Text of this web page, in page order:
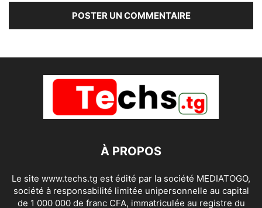
À PROPOS
Le site www.techs.tg est édité par la société MEDIATOGO,
société à responsabilité limitée unipersonnelle au capital
de 1 000 000 de franc CFA, immatriculée au registre du